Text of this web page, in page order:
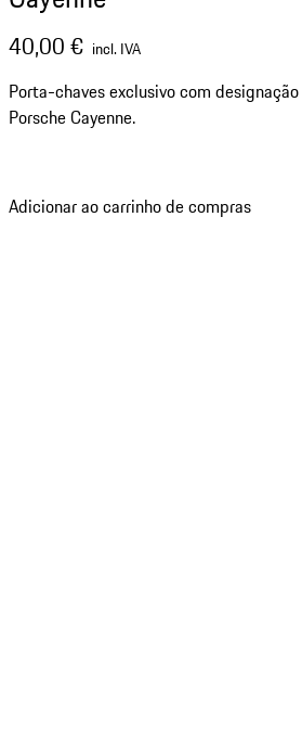
40,00 € incl. IVA
Porta-chaves exclusivo com
Porsche Cayenne.
Adicionar ao carrinho de compras